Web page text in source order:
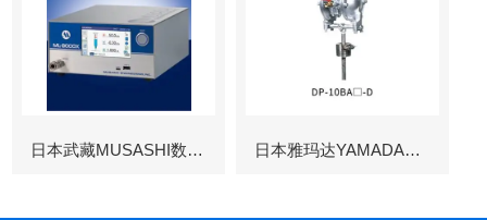
日本武藏MUSASHI数字控制点胶机 日本雅玛达YAMADA往复泵